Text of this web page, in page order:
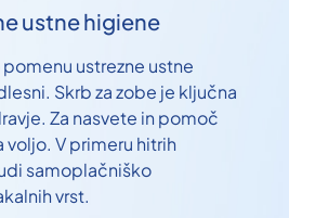
ustne higiene
ustrezne ustne
Skrb za zobe je ključna
Za nasvete in pomoč
voljo. V primeru hitrih
samoplačniško
vrst.